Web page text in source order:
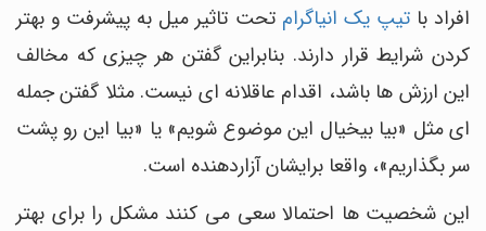
افراد باتیپ یک انیاگرام تحت تاثیر میل به پیشرفت و بهتر
کردن شرایط قرار دارند. بنابراین گفتن هر چیزی که مخالف
این ارزش ها باشد، اقدام عاقلانه ای نیست. مثلا گفتن جمله
ای مثل «بیا بیخیال این موضوع شویم» یا «بیا این رو پشت
سر بگذاریم»، واقعا برایشان آزاردهنده است.
این شخصیت ها احتمالا سعی می کنند مشکل را برای بهتر